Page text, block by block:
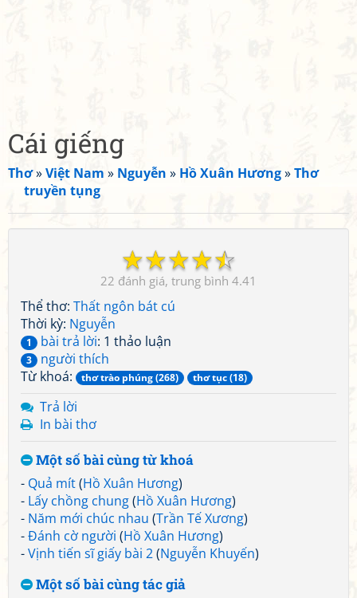
Cái giếng
Thơ»Việt Nam » Nguyễn » Hồ Xuân Hương»Thơ
truyền tụng
☆
☆
☆
☆
☆
22 4.41
Thể thơ: Thất ngôn bát cú
Thời kỳ: Nguyễn
1 bài trả lời: 1 thảo luận
3
người thích
Từ khoá:
thơ trào phúng (268) thơ tục (18)
Trả lời
In bài thơ
Một số bài cùng từ khoá
- Quả mít(Hồ Xuân Hương)
- Lấy chồng chung(Hồ Xuân Hương)
- Năm mới chúc nhau (Trần Tế Xương)
-Đánh cờ người (Hồ Xuân Hương)
-Vịnh tiến sĩ giấy bài 2(Nguyễn Khuyến)
Một số bài cùng tác giả